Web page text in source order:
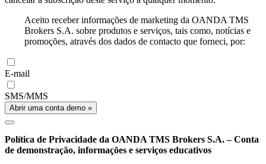
Aceito receber informações de marketing da OANDA TMS
Brokers S.A. sobre produtos e serviços, tais como, notícias e
promoções, através dos dados de contacto que forneci, por:
E-mail
SMS/MMS
Abrir uma conta demo »
Política de Privacidade da OANDA TMS Brokers S.A. – Conta
de demonstração, informações e serviços educativos